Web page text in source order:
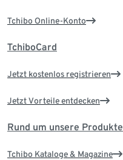
Tchibo Online-Konto
TchiboCard
Jetzt kostenlos registrieren
Jetzt Vorteile entdecken
Rund um unsere Produkte
Tchibo Kataloge & Magazine